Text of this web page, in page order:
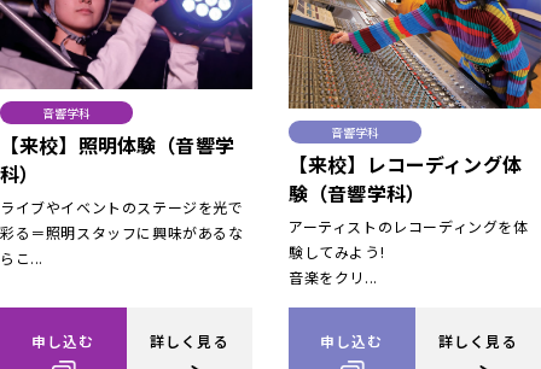
音響学科
【来校】照明体験（音響学
科）
ライブやイベントのステージを光で
彩る＝照明スタッフに興味があるな
らこ...
申し込む 詳しく見る
音響学科
【来校】レコーディング体
験（音響学科）
アーティストのレコーディングを体
験してみよう!
音楽をクリ...
申し込む 詳しく見る